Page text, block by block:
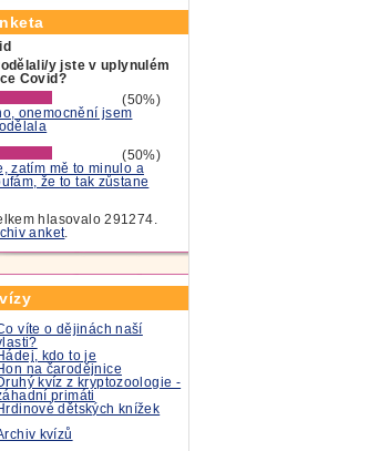
y jste v uplynulém
Covid?
(50%)
onemocnění jsem
(50%)
zatím mě to minulo a
že to tak zůstane
hlasovalo 291274.
anket.
víte o dějinách naší
kdo to je
na čarodějnice
kvíz z kryptozoologie -
primáti
dětských knížek
kvízů